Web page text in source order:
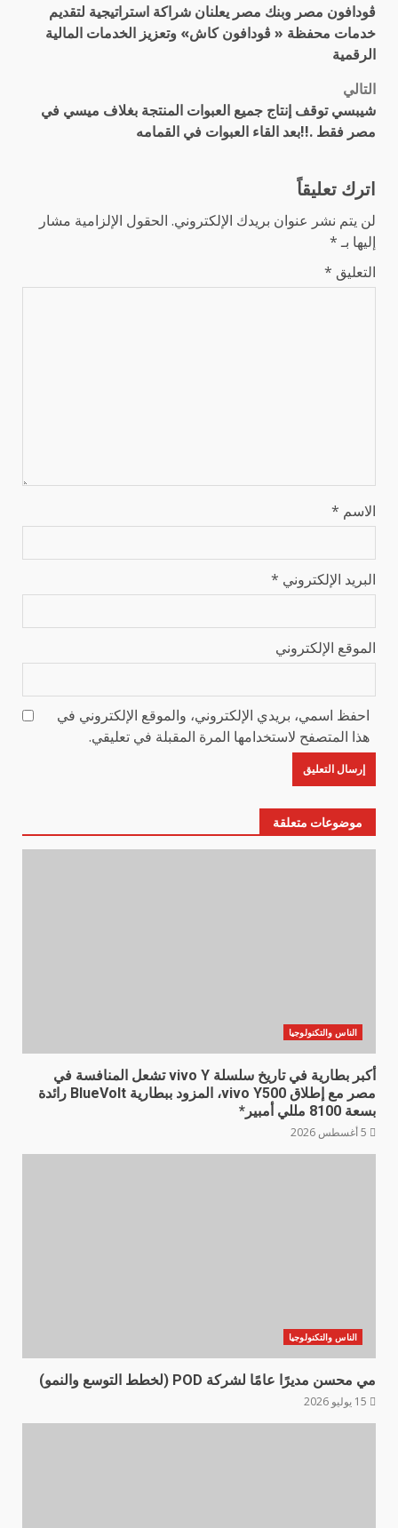
المقالات
ڤودافون مصر وبنك مصر يعلنان شراكة استراتيجية لتقديم
خدمات محفظة « ڤودافون كاش» وتعزيز الخدمات المالية
الرقمية
التالي
شيبسي توقف إنتاج جميع العبوات المنتجة بغلاف ميسي في
مصر فقط .!!بعد القاء العبوات في القمامه
اترك تعليقاً
لن يتم نشر عنوان بريدك الإلكتروني. الحقول الإلزامية مشار
إليها بـ*
التعليق *
الاسم *
البريد الإلكتروني *
الموقع الإلكتروني
احفظ اسمي، بريدي الإلكتروني، والموقع الإلكتروني في
هذا المتصفح لاستخدامها المرة المقبلة في تعليقي.
موضوعات متعلقة
الناس والتكنولوجيا
أكبر بطارية في تاريخ سلسلة vivo Y تشعل المنافسة في
مصر مع إطلاق vivo Y500، المزود ببطارية BlueVolt رائدة
بسعة 8100 مللي أمبير*
الناس والتكنولوجيا
مي محسن مديرًا عامًا لشركة POD (لخطط التوسع والنمو)